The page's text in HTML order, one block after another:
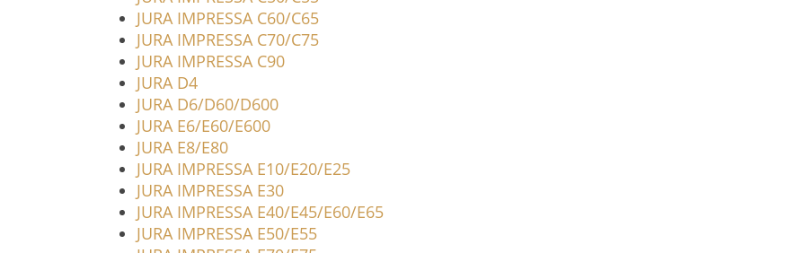
JURA IMPRESSA C60/C65
JURA IMPRESSA C70/C75
JURA IMPRESSA C90
JURA D4
JURA D6/D60/D600
JURA E6/E60/E600
JURA E8/E80
JURA IMPRESSA E10/E20/E25
JURA IMPRESSA E30
JURA IMPRESSA E40/E45/E60/E65
JURA IMPRESSA E50/E55